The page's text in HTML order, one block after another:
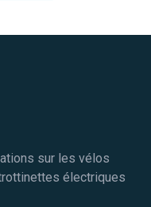
sur les vélos
électriques